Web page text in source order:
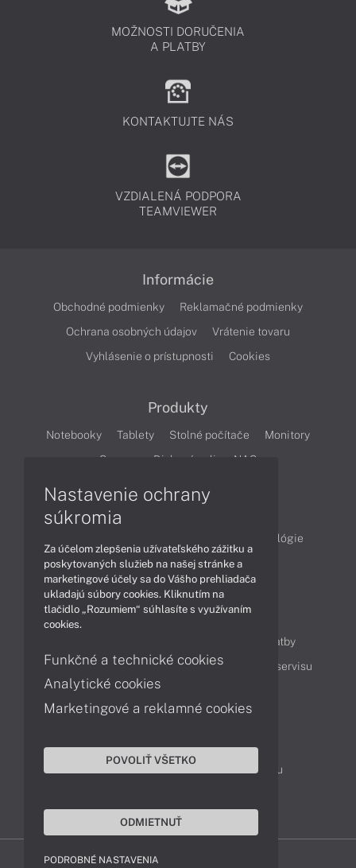
MOŽNOSTI DORUČENIA
A PLATBY
KONTAKTUJTE NÁS
VZDIALENÁ PODPORA
TEAMVIEWER
Informácie
Obchodné podmienky
Reklamačné podmienky
Ochrana osobných údajov
Vrátenie tovaru
Vyhlásenie o prístupnosti
Cookies
Produkty
Notebooky Tablety Stolné počítače
Monitory
Servery
Diskové polia a NAS
Technológie
Videá
Obsah
Možnosti doručenia a platby
Podpora a servis
Servisné služby Cenník servisu
Kontakty
043 4224 771
Obchodné oddelenie
Reklamácia tovaru
Nastavenie ochrany
súkromia
Za účelom zlepšenia užívateľského zážitku a
poskytovaných služieb na našej stránke a
marketingové účely sa do Vášho prehliadača
ukladajú súbory cookies. Kliknutím na
tlačidlo „Rozumiem“ súhlasíte s využívaním
cookies.
Funkčné a technické cookies
Analytické cookies
Marketingové a reklamné cookies
POVOLIŤ VŠETKO
ODMIETNUŤ
PODROBNÉ NASTAVENIA